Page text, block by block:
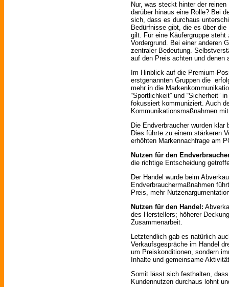
Nur, was steckt hinter der
darüber hinaus eine Rolle? Bei
sich, dass es durchaus
Bedürfnisse gibt, die es über
gilt. Für eine Käufergruppe
Vordergrund. Bei einer anderen
zentraler Bedeutung.
auf den Preis achten und denen
Im Hinblick auf die Premium-
erstgenannten Gruppen die
mehr in die
“Sportlichkeit” und “Sicherheit”
fokussiert kommuniziert. Auch
Kommunikationsmaßnahmen
Die Endverbraucher wurden klar
Dies führte zu einem stärkeren
erhöhten Markennachfrage am
Nutzen für den
die richtige Entscheidung
Der Handel wurde beim
Endverbrauchermaßnahmen
Preis, mehr
Nutzen für den Handel:
des Herstellers; höherer
Zusammenarbeit.
Letztendlich gab es natürlich
Verkaufsgespräche im Handel
um Preiskonditionen, sondern
Inhalte und gemeinsame
Somit lässt sich festhalten,
Kundennutzen durchaus lohnt